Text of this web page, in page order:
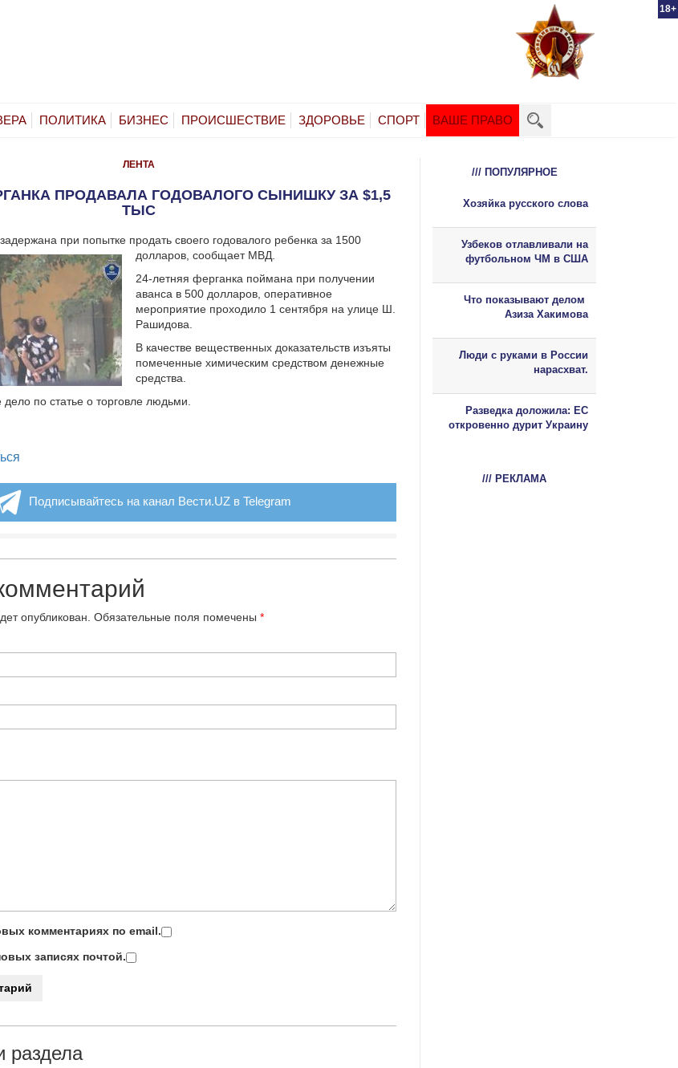
18+
ПОЛИТИКА БИЗНЕС ПРОИСШЕСТВИЕ ЗДОРОВЬЕ СПОРТ ВАШЕ ПРАВО
ЛЕНТА
ПРОДАВАЛА ГОДОВАЛОГО СЫНИШКУ ЗА $1,5
ТЫС
при попытке продать своего годовалого ребенка за 1500
долларов, сообщает МВД.
24-летняя ферганка поймана при получении
аванса в 500 долларов, оперативное
мероприятие проходило 1 сентября на улице Ш.
Рашидова.
В качестве вещественных доказательств изъяты
помеченные химическим средством денежные
средства.
по статье о торговле людьми.
Подписывайтесь на канал Вести.UZ в Telegram
опубликован. Обязательные поля помечены *
комментариях по email.
записях почтой.
раздела
/// ПОПУЛЯРНОЕ
Хозяйка русского слова
Узбеков отлавливали на
футбольном ЧМ в США
Что показывают делом
Азиза Хакимова
Люди с руками в России
нарасхват.
Разведка доложила: ЕС
откровенно дурит Украину
/// РЕКЛАМА